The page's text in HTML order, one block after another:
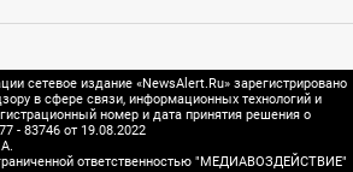
сетевое издание «NewsAlert.Ru» зарегистрировано
в сфере связи, информационных технологий и
номер и дата принятия решения о
- 83746 от 19.08.2022
ответственностью "МЕДИАВОЗДЕЙСТВИЕ"